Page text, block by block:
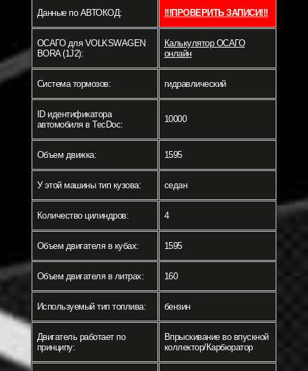
Данные по АВТОКОД: !!!ПРОВЕРИТЬ ЗАПИСИ!!!
ОСАГО для VOLKSWAGEN
BORA (1J2):
Калькулятор ОСАГО
онлайн
Система тормозов: гидравлический
ID идентификатора
автомобиля в TecDoc:
10000
Объем движка: 1595
У этой машины тип кузова: седан
Количество цилиндров: 4
Объем двигателя в кубах: 1595
Объем двигателя в литрах: 160
Используемый тип топлива: бензин
Двигатель работает по
принципу:
Впрыскивание во впускной
коллектор/Карбюратор